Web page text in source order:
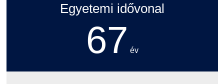
Egyetemi idővonal
67 év